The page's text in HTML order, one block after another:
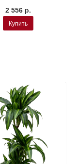
2 556 р.
Купить